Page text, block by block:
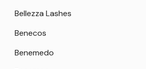
Bellezza Lashes
Benecos
Benemedo